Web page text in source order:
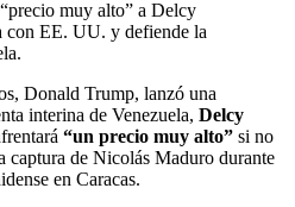
muy alto” a Delcy
con EE. UU. y defiende la
Donald Trump, lanzó una
interina de Venezuela, Delcy
“un precio muy alto” si no
captura de Nicolás Maduro durante
en Caracas.